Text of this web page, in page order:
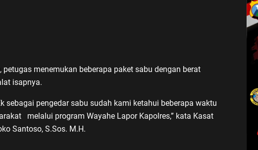
menemukan beberapa paket sabu dengan berat
isapnya.
sebagai pengedar sabu sudah kami ketahui beberapa waktu
melalui program Wayahe Lapor Kapolres,” kata Kasat
Santoso, S.Sos. M.H.